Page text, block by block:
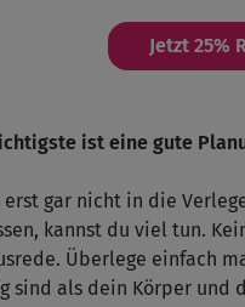
Jetzt 25%
ist eine gute
gar nicht in die
kannst du viel tun.
Überlege einfach
sind als dein Körper und